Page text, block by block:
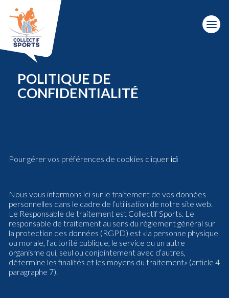
POLITIQUE DE
CONFIDENTIALITÉ
Pour gérer vos préférences de cookies cliquer ici
Nous vous informons ici sur le traitement de vos données
personnelles dans le cadre de l’utilisation de notre site web.
Le Responsable de traitement est Collectif Sports. Le
responsable de traitement au sens du règlement général sur
la protection des données (RGPD) est «la personne physique
ou morale, l’autorité publique, le service ou un autre
organisme qui, seul ou conjointement avec d’autres,
détermine les finalités et les moyens du traitement» (article 4
paragraphe 7).